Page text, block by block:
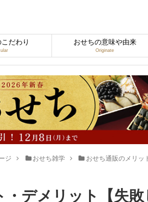
だわり おせちの意味や由来
Originate
ジ おせち雑学
おせち通販のメリッ
デメリット【失